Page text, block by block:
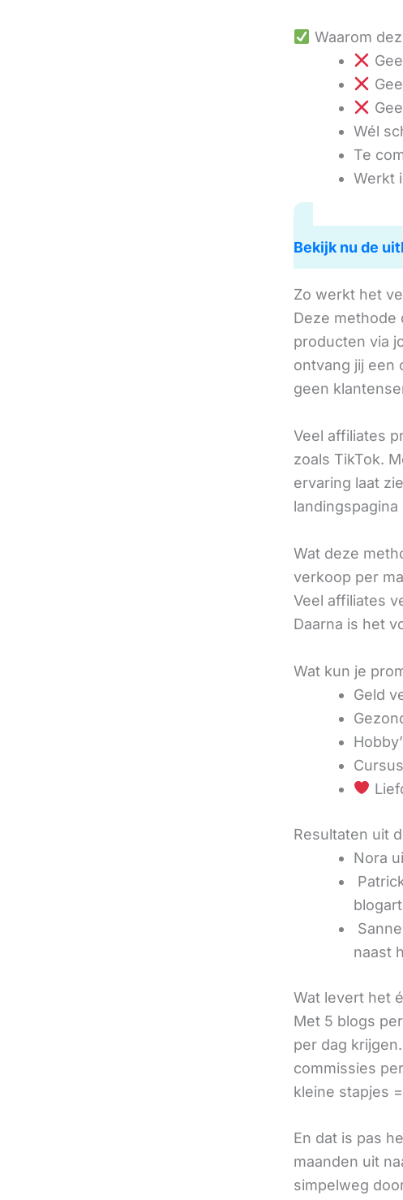
Waarom
Wél
Te
Werkt
Bekijk nu de
Zo werkt het
Deze methode
producten via
ontvang jij een
geen
Veel affiliates
zoals TikTok.
ervaring laat
Wat deze
verkoop per
Veel affiliates
Daarna is het
Wat kun je
Geld
Resultaten uit
Nora
naast
Wat levert het
Met 5 blogs
per dag
commissies
kleine stapjes
En dat is pas
maanden uit
simpelweg